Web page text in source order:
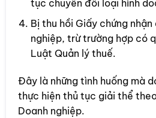
tục chuyển đổi loại hình
Bị thu hồi Giấy chứng
nghiệp, trừ trường hợp có
Luật Quản lý thuế.
Đây là những tình huống mà
thực hiện thủ tục giải thể
Doanh nghiệp.